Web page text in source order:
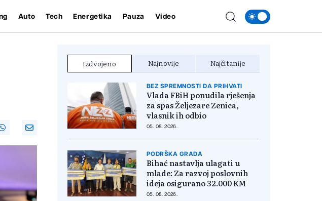
Auto Tech Energetika Pauza Video
Izdvojeno Najnovije Najčitanije
BEZ SPREMNOSTI DA PRIHVATI
Vlada FBiH ponudila rješenja
za spas Željezare Zenica,
vlasnik ih odbio
05. 08. 2026.
PODRŠKA GRADA
Bihać nastavlja ulagati u
mlade: Za razvoj poslovnih
ideja osigurano 32.000 KM
05. 08. 2026.